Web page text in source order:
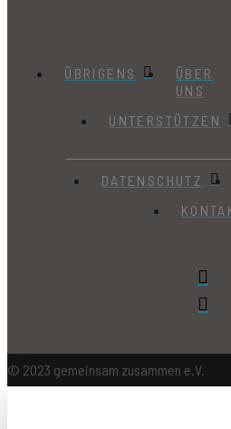
ÜBRIGENS
ÜBER
UNS
UNTERSTÜTZEN
DATENSCHUTZ
© 2023 gemeinsam zusammen e.V.